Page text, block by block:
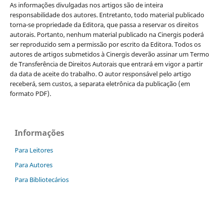
As informações divulgadas nos artigos são de inteira
responsabilidade dos autores. Entretanto, todo material publicado
torna-se propriedade da Editora, que passa a reservar os direitos
autorais. Portanto, nenhum material publicado na Cinergis poderá
ser reproduzido sem a permissão por escrito da Editora. Todos os
autores de artigos submetidos à Cinergis deverão assinar um Termo
de Transferência de Direitos Autorais que entrará em vigor a partir
da data de aceite do trabalho. O autor responsável pelo artigo
receberá, sem custos, a separata eletrônica da publicação (em
formato PDF).
Informações
Para Leitores
Para Autores
Para Bibliotecários